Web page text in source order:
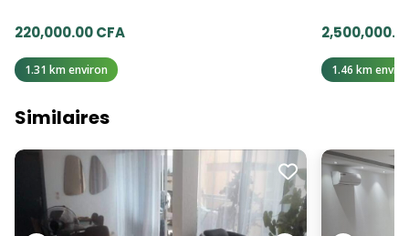
220,000.00 CFA
1.31 km environ 1.46 km
Similaires